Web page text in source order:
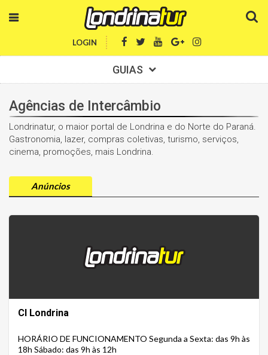
LOGIN
GUIAS
Agências de Intercâmbio
Londrinatur, o maior portal de Londrina e do Norte do Paraná.
Gastronomia, lazer, compras coletivas, turismo, serviços,
cinema, promoções, mais Londrina.
Anúncios
CI Londrina
HORÁRIO DE FUNCIONAMENTO Segunda a Sexta: das 9h às
18h Sábado: das 9h às 12h